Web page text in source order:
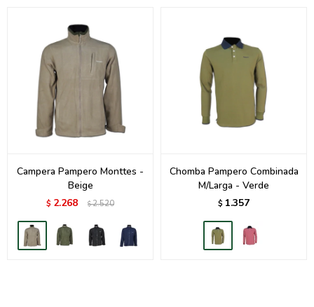
Campera Pampero Monttes -
Beige
$ 2.268 $2.520
Chomba Pampero Combinada
M/Larga - Verde
$ 1.357